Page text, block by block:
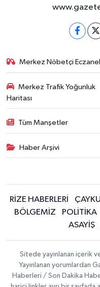
Merkez Nöbetçi
Merkez Trafik Yoğunluk
Haritası
Tüm Manşetler
Haber Arşivi
RİZE HABERLERİ
BÖLGEMİZ
POLİTİKA
ASAYİŞ
Sitede yayınlanan içerik
Yayınlanan yorumlardan
Haberleri / Son Dakika